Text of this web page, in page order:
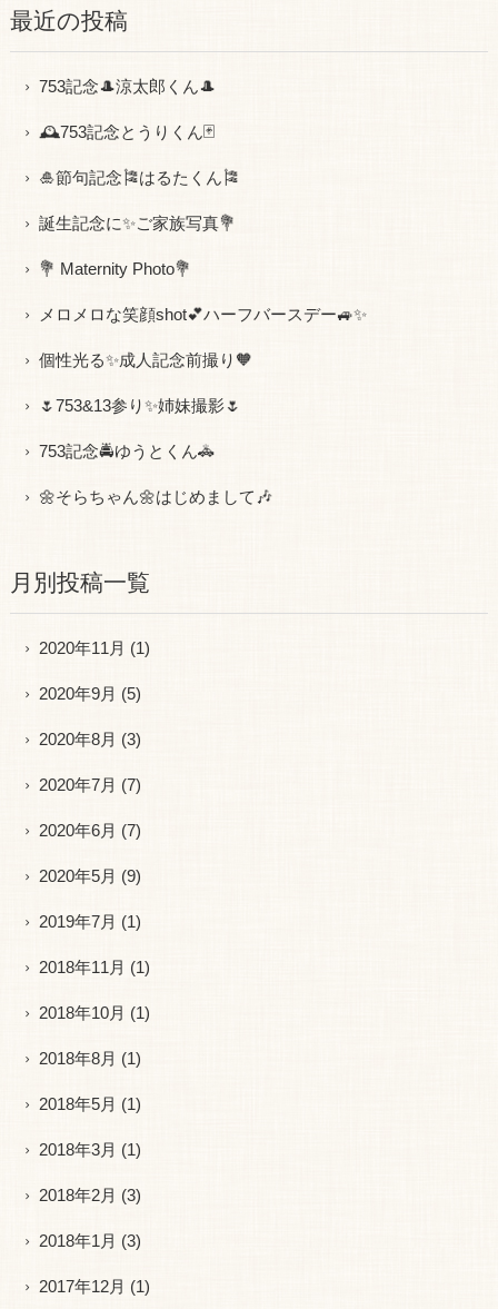
最近の投稿
753記念🎩涼太郎くん🎩
🕰753記念とうりくん🃏
🎍節句記念🎏はるたくん🎏
誕生記念に✨ご家族写真💐
💐 Maternity Photo💐
メロメロな笑顔shot💕ハーフバースデー🚙✨
個性光る✨成人記念前撮り🧡
🌷753&13参り✨姉妹撮影🌷
753記念🚔ゆうとくん🚓
🌼そらちゃん🌼はじめまして🎶
月別投稿一覧
2020年11月 (1)
2020年9月 (5)
2020年8月 (3)
2020年7月 (7)
2020年6月 (7)
2020年5月 (9)
2019年7月 (1)
2018年11月 (1)
2018年10月 (1)
2018年8月 (1)
2018年5月 (1)
2018年3月 (1)
2018年2月 (3)
2018年1月 (3)
2017年12月 (1)